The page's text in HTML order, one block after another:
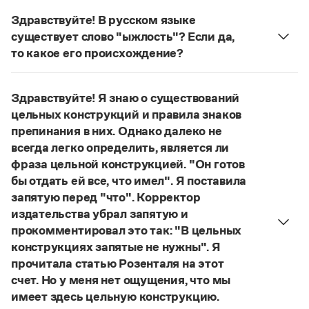
Правила русской орфографии и пунктуации
Русский язык. Краткий теоретический курс
для школьников
Письмовник
Справочник по пунктуации
Словарь-справочник трудностей
Справочник по фразеологии
Словарь-справочник непростые слова
Все справочники портала
Журнал
Новости и события
Словарь русских имён
Словарь методических терминов
(1956)
Здравствуйте! В русском языке
существует слово "ыжлость"? Если да,
то какое его происхождение?
Нет, не существует и не существовало. Это
Страница ответа
Здравствуйте! Я знаю о существований
цельных конструкций и правила знаков
препинания в них. Однако далеко не
всегда легко определить, является ли
фраза цельной конструкцией. "Он готов
бы отдать ей все, что имел". Я поставила
запятую перед "что". Корректор
издательства убрал запятую и
прокомментировал это так: "В цельных
конструкциях запятые не нужны". Я
прочитала статью Розенталя на этот
счет. Но у меня нет ощущения, что мы
имеет здесь цельную конструкцию.